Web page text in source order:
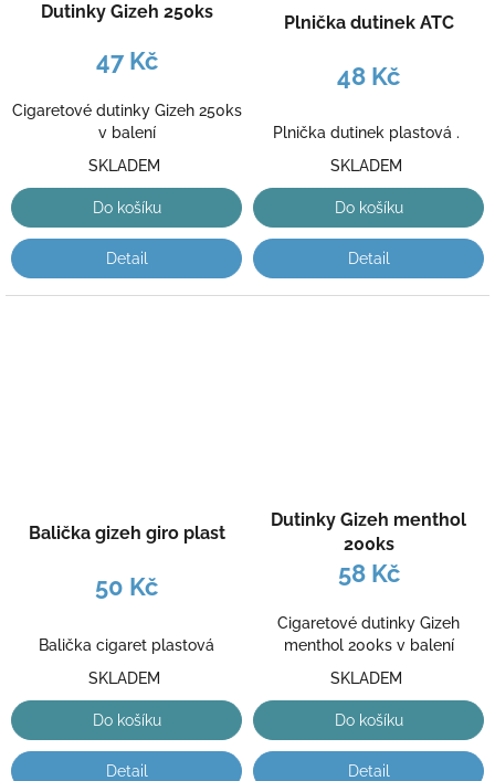
Dutinky Gizeh 250ks
47 Kč
Cigaretové dutinky Gizeh 250ks
v balení
SKLADEM
Do košíku
Detail
Plnička dutinek ATC
48 Kč
Plnička dutinek plastová .
SKLADEM
Do košíku
Detail
Balička gizeh giro plast
50 Kč
Balička cigaret plastová
SKLADEM
Do košíku
Detail
Dutinky Gizeh menthol
200ks
58 Kč
Cigaretové dutinky Gizeh
menthol 200ks v balení
SKLADEM
Do košíku
Detail